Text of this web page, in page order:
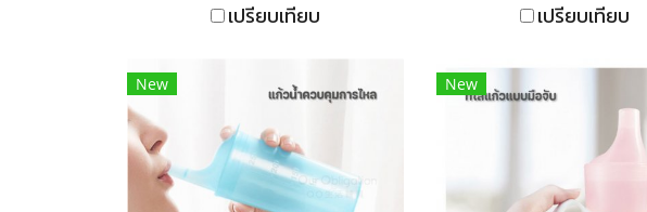
เปรียบเทียบ เปรียบเทียบ
New New